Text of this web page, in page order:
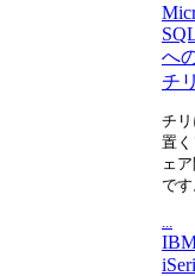
へ
チ
チ
置
ェ
で